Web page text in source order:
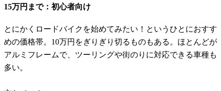
15万円まで：初心者向け
とにかくロードバイクを始めてみたい！というひとにおすす
めの価格帯。10万円をぎりぎり切るものもある。ほとんどが
アルミフレームで、ツーリングや街のりに対応できる車種も
多い。